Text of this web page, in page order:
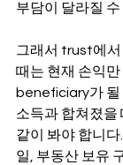
부담이 달라질 수
그래서 trust에
때는 현재 손익
beneficiary가 될
소득과 합쳐졌을
같이 봐야 합니다
일, 부동산 보유